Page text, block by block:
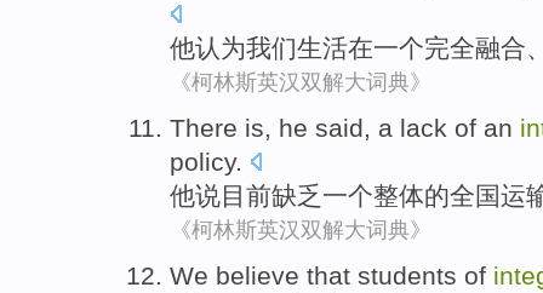
他认为我们生活在一个完全融合
《柯林斯英汉双解大词典》
There is, he said, a lack of an
policy.
他说目前缺乏 一个整体的全国运
《柯林斯英汉双解大词典》
We believe that students of